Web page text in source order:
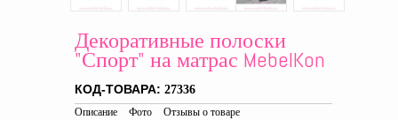
Декоративные полоски
"Спорт" на матрас MebelKon
КОД-ТОВАРА: 27336
Описание Фото Отзывы о товаре